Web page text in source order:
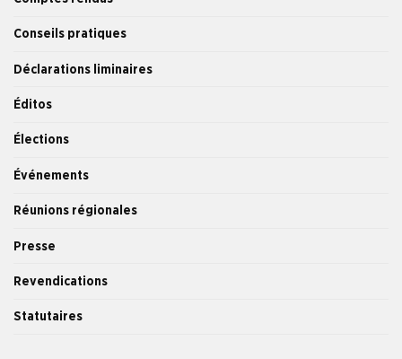
Conseils pratiques
Déclarations liminaires
Éditos
Élections
Événements
Réunions régionales
Presse
Revendications
Statutaires